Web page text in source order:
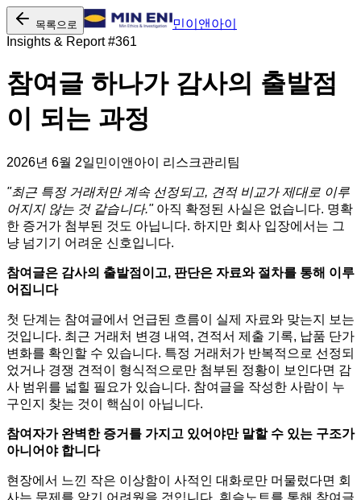
목록으로
민이앤아이
Insights & Report #361
참여글 하나가 감사의 출발점
이 되는 과정
2026년 6월 2일민이앤아이 리스크관리팀
"최근 특정 거래처만 계속 선정되고, 견적 비교가 제대로 이루
어지지 않는 것 같습니다."아직 확정된 사실은 없습니다. 명확
한 증거가 첨부된 것도 아닙니다. 하지만 회사 입장에서는 그
냥 넘기기 어려운 신호입니다.
참여글은 감사의 출발점이고, 판단은 자료와 절차를 통해 이루
어집니다
첫 단계는 참여글에서 언급된 흐름이 실제 자료와 맞는지 보는
것입니다. 최근 거래처 변경 내역, 견적서 제출 기록, 납품 단가
변화를 확인할 수 있습니다. 특정 거래처가 반복적으로 선정되
었거나 경쟁 견적이 형식적으로만 첨부된 정황이 보인다면 감
사 범위를 넓힐 필요가 있습니다. 참여글을 작성한 사람이 누
구인지 찾는 것이 핵심이 아닙니다.
참여자가 완벽한 증거를 가지고 있어야만 말할 수 있는 구조가
아니어야 합니다
현장에서 느낀 작은 이상함이 사적인 대화로만 머물렀다면 회
사는 문제를 알기 어려웠을 것입니다. 휘슬노트를 통해 참여글